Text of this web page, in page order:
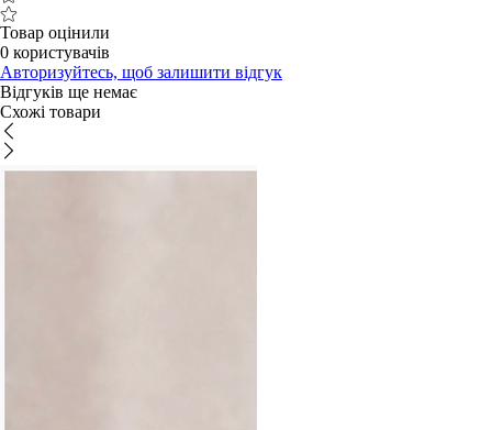
Товар оцінили
0 користувачів
Авторизуйтесь, щоб залишити відгук
Відгуків ще немає
Схожі товари